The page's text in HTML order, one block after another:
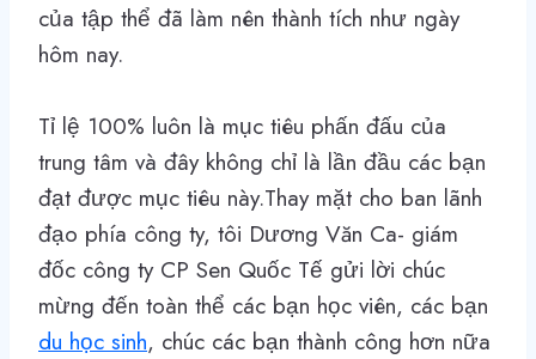
của tập thể đã làm nên thành tích như ngày
hôm nay.
Tỉ lệ 100% luôn là mục tiêu phấn đấu của
trung tâm và đây không chỉ là lần đầu các bạn
đạt được mục tiêu này.Thay mặt cho ban lãnh
đạo phía công ty, tôi Dương Văn Ca- giám
đốc công ty CP Sen Quốc Tế gửi lời chúc
mừng đến toàn thể các bạn học viên, các bạn
du học sinh, chúc các bạn thành công hơn nữa